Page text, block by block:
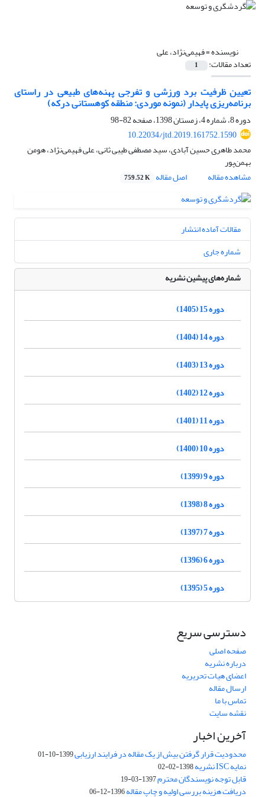
نویسنده =فهیمی‌نژاد، علی
تعداد مقالات: 1
تعیین ظرفیت برد ورزشی و تفرجی پهنه‌های طبیعی در راستای
برنامه‌ریزی پایدار (نمونه موردی: منطقه کوهستانی درکه)
دوره 8، شماره 4، زمستان 1398، صفحه
82-98
10.22034/jtd.2019.161752.1590
محمد طاهری حسین آبادی، سید مصطفی طیبی ثانی، علی فهیمی‌نژاد، هومن
بهمن‌پور
مشاهده مقاله
اصل مقاله 759.52 K
مقالات آماده انتشار
شماره جاری
شماره‌های پیشین نشریه
دوره 15 (1405)
دوره 14 (1404)
دوره 13 (1403)
دوره 12 (1402)
دوره 11 (1401)
دوره 10 (1400)
دوره 9 (1399)
دوره 8 (1398)
دوره 7 (1397)
دوره 6 (1396)
دوره 5 (1395)
دسترسی سریع
صفحه اصلی
درباره نشریه
اعضای هیات تحریریه
ارسال مقاله
تماس با ما
نقشه سایت
آخرین اخبار
محدودیت قرار گرفتن بیش از یک مقاله در فرایند ارزیابی1399-10-01
نمایه ISC نشریه 1398-02-02
قابل توجه نویسندگان محترم1397-03-19
دریافت هزینه بررسی اولیه و چاپ مقاله1396-12-06